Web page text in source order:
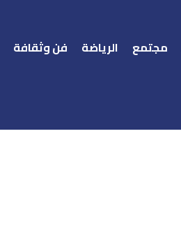
مجتمع الرياضة فن وثقافة